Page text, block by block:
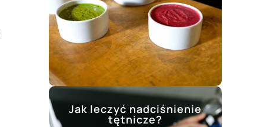
Jak leczyć nadciśnienie
tętnicze?